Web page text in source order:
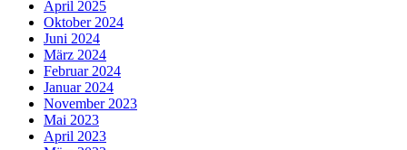
April 2025
Oktober 2024
Juni 2024
März 2024
Februar 2024
Januar 2024
November 2023
Mai 2023
April 2023